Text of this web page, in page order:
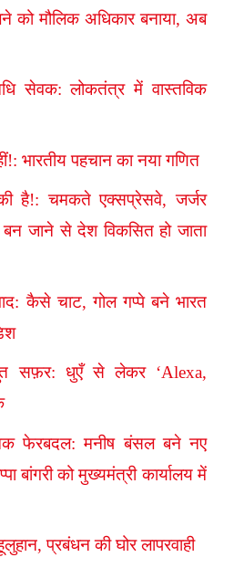
को मौलिक अधिकार बनाया, अब
सेवक: लोकतंत्र में वास्तविक
भारतीय पहचान का नया गणित
है!: चमकते एक्सप्रेसवे, जर्जर
जाने से देश विकसित हो जाता
कैसे चाट, गोल गप्पे बने भारत
सफ़र: धुएँ से लेकर ‘Alexa,
फेरबदल: मनीष बंसल बने नए
बांगरी को मुख्यमंत्री कार्यालय में
प्रबंधन की घोर लापरवाही